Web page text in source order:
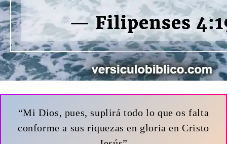
“Mi Dios, pues, suplirá todo lo que os falta
conforme a sus riquezas en gloria en Cristo